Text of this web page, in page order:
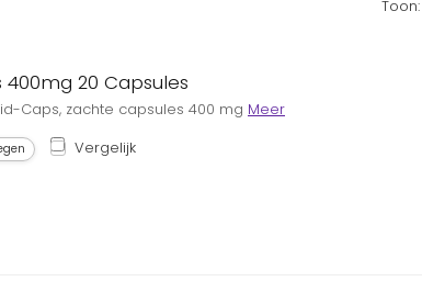
Toon:
400mg 20 Capsules
Caps, zachte capsules 400 mg Meer
Vergelijk